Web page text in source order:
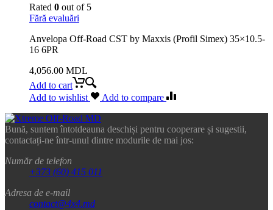
Rated 0 out of 5
Fără evaluări
Anvelopa Off-Road CST by Maxxis (Profil Simex) 35×10.5-
16 6PR
4,056.00 MDL
Add to cart
Add to wishlist
Add to compare
Bună, suntem întotdeauna deschiși pentru cooperare și sugestii,
contactați-ne într-unul dintre modurile de mai jos:
Număr de telefon
+373 (60) 415 011
Adresa de e-mail
contact@4x4.md